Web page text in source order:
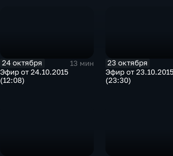
24 октября
13 мин
Эфир от 24.10.2015
(12:08)
23 октября
Эфир от
(23:30)